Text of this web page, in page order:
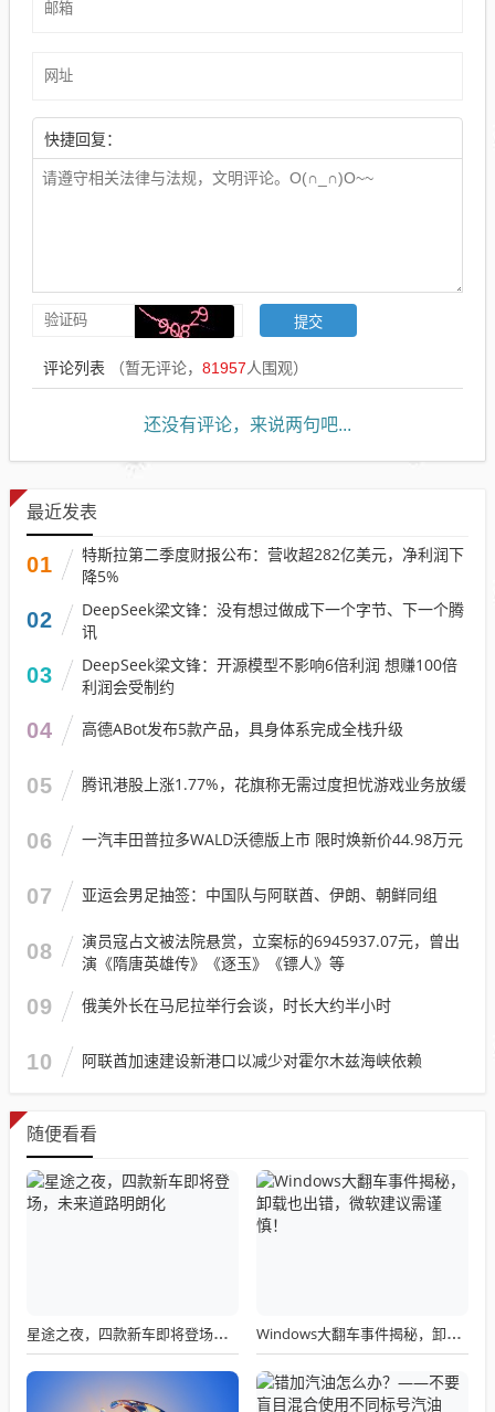
快捷回复：
评论列表 （暂无评论， 81957人围观）
还没有评论，来说两句吧...
最近发表
01
特斯拉第二季度财报公布：营收超282亿美元，净利润下
降5%
02
DeepSeek梁文锋：没有想过做成下一个字节、下一个腾
讯
03
DeepSeek梁文锋：开源模型不影响6倍利润 想赚100倍
利润会受制约
04 高德ABot发布5款产品，具身体系完成全栈升级
05 腾讯港股上涨1.77%，花旗称无需过度担忧游戏业务放缓
06 一汽丰田普拉多WALD沃德版上市 限时焕新价44.98万元
07 亚运会男足抽签：中国队与阿联酋、伊朗、朝鲜同组
08
演员寇占文被法院悬赏，立案标的6945937.07元，曾出
演《隋唐英雄传》《逐玉》《镖人》等
09 俄美外长在马尼拉举行会谈，时长大约半小时
10 阿联酋加速建设新港口以减少对霍尔木兹海峡依赖
随便看看
星途之夜，四款新车即将登场，未来道路明朗化 Windows大翻车事件揭秘，卸载也出错，微软建议需谨慎！